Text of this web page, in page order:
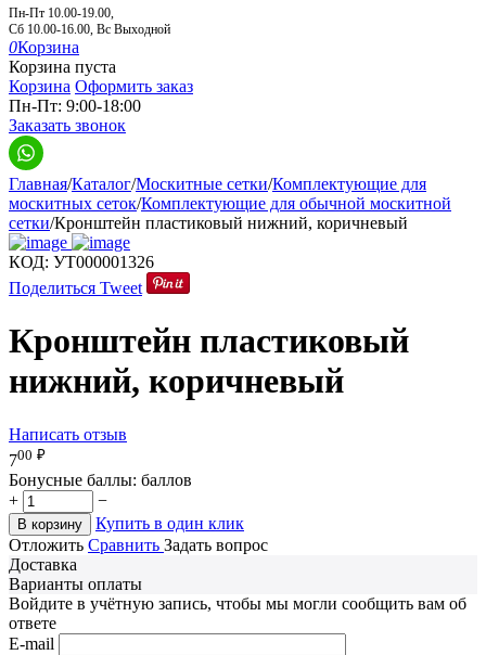
Пн-Пт 10.00-19.00,
Сб 10.00-16.00, Вс Выходной
0Корзина
Корзина пуста
Корзина Оформить заказ
Пн-Пт: 9:00-18:00
Заказать звонок
Главная/Каталог/Москитные сетки/Комплектующие для
москитных сеток/Комплектующие для обычной москитной
сетки/Кронштейн пластиковый нижний, коричневый
КОД: УТ000001326
Поделиться Tweet
Кронштейн пластиковый
нижний, коричневый
Написать отзыв
700 ₽
Бонусные баллы: баллов
+
−
В корзину
Купить в один клик
Отложить Сравнить Задать вопрос
Доставка
Варианты оплаты
Войдите в учётную запись, чтобы мы могли сообщить вам об
ответе
E-mail